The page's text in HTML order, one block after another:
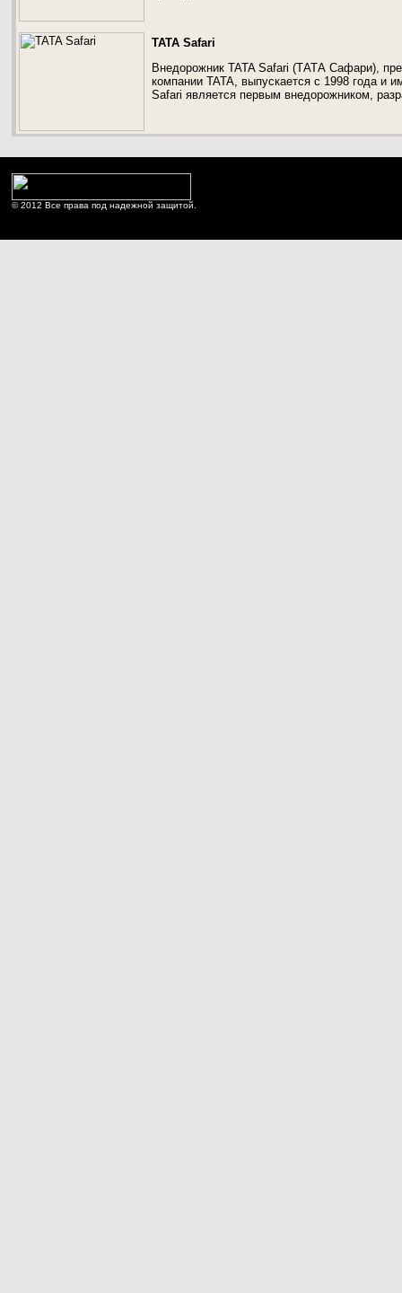
TATA Safari
Внедорожник TATA Safari (ТАТА Сафари),
компании TATA, выпускается с 1998 года
Safari является первым внедорожником,
© 2012 Все права под надежной защитой.